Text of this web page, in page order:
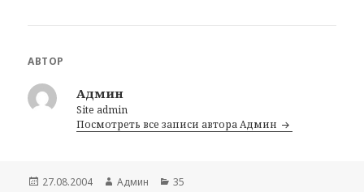
АВТОР
Админ
Site admin
Посмотреть все записи автора Админ
Опубликовано
27.08.2004 Автор
Админ Рубрики
35